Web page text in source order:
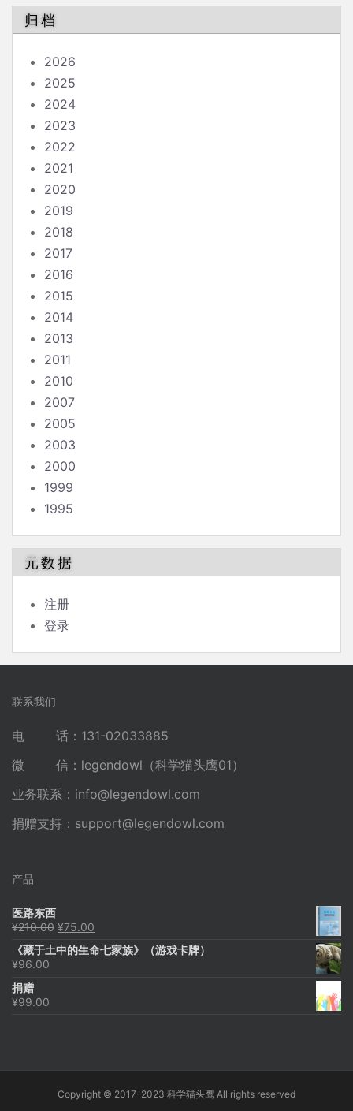
分
页
归档
2026
2025
2024
2023
2022
2021
2020
2019
2018
2017
2016
2015
2014
2013
2011
2010
2007
2005
2003
2000
1999
1995
元数据
注册
登录
联系我们
电 话：131-02033885
微 信：legendowl（科学猫头鹰01）
业务联系： info@legendowl.com
捐赠支持： support@legendowl.com
产品
医路东西
¥210.00 原
为：
¥75.00
价
《藏于土中的生命七家族》（游戏卡牌）
¥96.00
捐赠
¥99.00
Copyright © 2017-2023 科学猫头鹰 All rights reserved